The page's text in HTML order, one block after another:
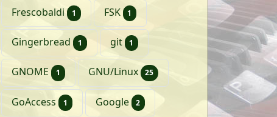
Frescobaldi 1 artikelFSK 1 artikel
Gingerbread 1 artikelgit 1 artikel
GNOME 1 artikelGNU/Linux 25 artikelen
GoAccess 1 artikelGoogle 2 artikelen